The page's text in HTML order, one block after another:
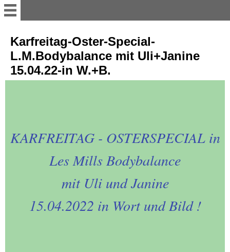
LES MILLS RPM mit Mela -
Montag - 10-45 h 20.05.20
HAAREN-neue Autobahn
WALDHAUSEN + das
Milchstübchen - 16.
Rurberg-Fähre-Einruhr-
Karfreitag-Oster-Special-
L.M.Bodybalance mit Uli+Janine
15.04.22-in W.+B.
KARFREITAG - OSTERSPECIAL in
Les Mills Bodybalance
mit Uli und Janine
15.04.2022 in Wort und Bild !